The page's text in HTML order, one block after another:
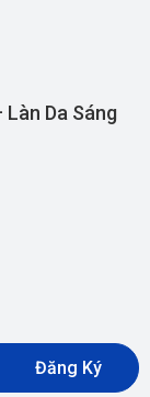
Da Sáng
Đăng Ký